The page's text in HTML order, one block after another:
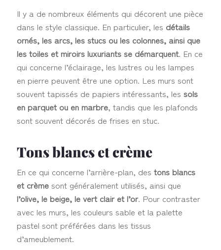
Il y a de nombreux éléments qui décorent une pièce
dans le style classique. En particulier, les détails
ornés, les arcs, les stucs ou les colonnes, ainsi que
les toiles et miroirs luxuriants se démarquent. En ce
qui concerne l’éclairage, les lustres ou les lampes
en pierre peuvent être une option. Les murs sont
souvent tapissés de papiers intéressants, les sols
en parquet ou en marbre, tandis que les plafonds
sont souvent décorés de frises en stuc.
Tons blancs et crème
En ce qui concerne l’arrière-plan, des tons blancs
et crèmesont généralement utilisés, ainsi que
l’olive, le beige, le vert clair et l’or. Pour contraster
avec les murs, les couleurs sable et la palette
pastel sont préférées dans les tissus
d’ameublement.